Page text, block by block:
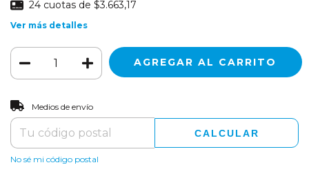
24 cuotas de $3.663,17
Ver más detalles
Entregas para el CP:
Medios de envío
CALCULAR
No sé mi código postal